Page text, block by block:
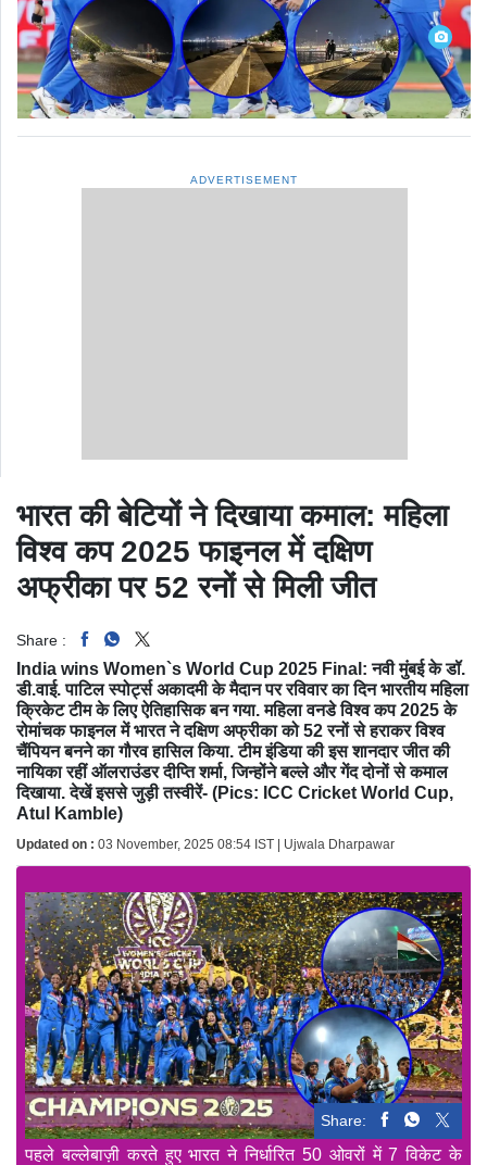
ADVERTISEMENT
भारत की बेटियों ने दिखाया कमाल: महिला
विश्व कप 2025 फाइनल में दक्षिण
अफ्रीका पर 52 रनों से मिली जीत
Share :
India wins Women`s World Cup 2025 Final: नवी मुंबई के डॉ.
डी.वाई. पाटिल स्पोर्ट्स अकादमी के मैदान पर रविवार का दिन भारतीय महिला
क्रिकेट टीम के लिए ऐतिहासिक बन गया. महिला वनडे विश्व कप 2025 के
रोमांचक फाइनल में भारत ने दक्षिण अफ्रीका को 52 रनों से हराकर विश्व
चैंपियन बनने का गौरव हासिल किया. टीम इंडिया की इस शानदार जीत की
नायिका रहीं ऑलराउंडर दीप्ति शर्मा, जिन्होंने बल्ले और गेंद दोनों से कमाल
दिखाया. देखें इससे जुड़ी तस्वीरें- (Pics: ICC Cricket World Cup,
Atul Kamble)
Updated on : 03 November, 2025 08:54 IST | Ujwala Dharpawar
Share:
पहले बल्लेबाज़ी करते हुए भारत ने निर्धारित 50 ओवरों में 7 विकेट के